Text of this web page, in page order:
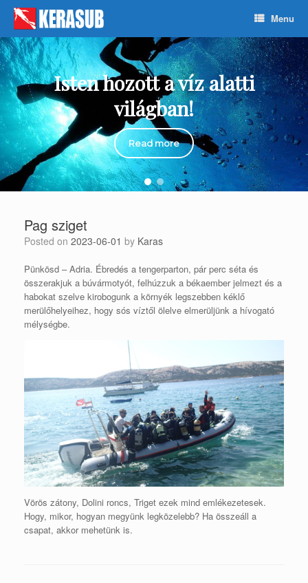
Skip
content
Menu
Isten hozott a víz alatti
világban!
Read more
Pag sziget
Posted on 2023-06-01 by Karas
Pünkösd – Adria. Ébredés a tengerparton, pár perc séta és
összerakjuk a búvármotyót, felhúzzuk a békaember jelmezt és a
habokat szelve kirobogunk a környék legszebben kéklő
merülőhelyeihez, hogy sós víztől ölelve elmerüljünk a hívogató
mélységbe.
Vörös zátony, Dolini roncs, Triget ezek mind emlékezetesek.
Hogy, mikor, hogyan megyünk legközelebb? Ha összeáll a
csapat, akkor mehetünk is.